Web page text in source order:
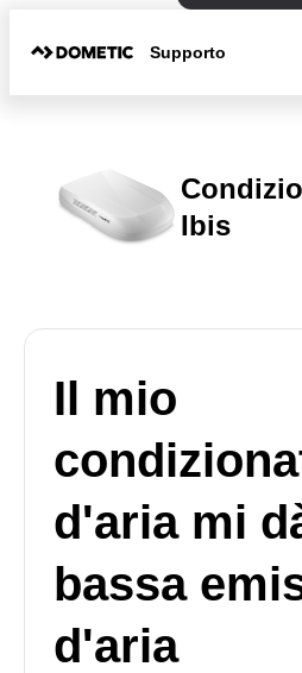
Supporto
Ibis
Il mio
d'aria mi
bassa
d'aria